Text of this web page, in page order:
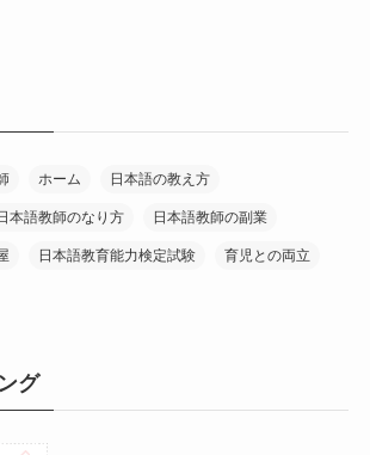
ホーム 日本語の教え方
本語教師のなり方 日本語教師の副業
日本語教育能力検定試験 育児との両立
グ